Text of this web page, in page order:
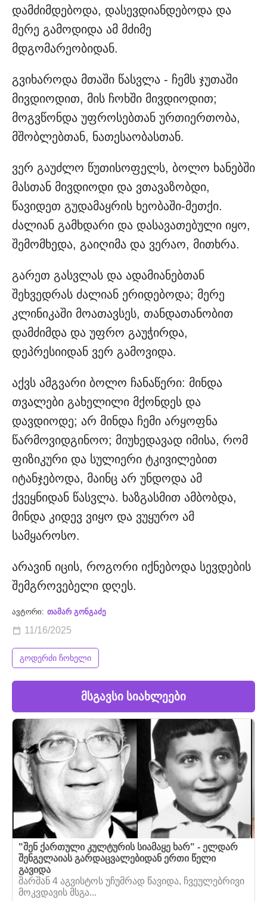
დამძიმდებოდა, დასევდიანდებოდა და
მერე გამოდიდა ამ მძიმე
მდგომარეობიდან.
გვიხაროდა მთაში წასვლა - ჩემს ჯუთაში
მივდიოდით, მის ჩოხში მივდიოდით;
მოგვწონდა უფროსებთან ურთიერთობა,
მშობლებთან, ნათესაობასთან.
ვერ გაუძლო წუთისოფელს, ბოლო ხანებში
მასთან მივდიოდი და ვთავაზობდი,
წავიდეთ გუდამაყრის ხეობაში-მეთქი.
ძალიან გამხდარი და დასავათებული იყო,
შემომხედა, გაიღიმა და ვერაო, მითხრა.
გარეთ გასვლას და ადამიანებთან
შეხვედრას ძალიან ერიდებოდა; მერე
კლინიკაში მოათავსეს, თანდათანობით
დამძიმდა და უფრო გაუჭირდა,
დეპრესიიდან ვერ გამოვიდა.
აქვს ამგვარი ბოლო ჩანაწერი: მინდა
თვალები გახელილი მქონდეს და
დავდიოდე; არ მინდა ჩემი არყოფნა
წარმოვიდგინოო; მიუხედავად იმისა, რომ
ფიზიკური და სულიერი ტკივილებით
იტანჯებოდა, მაინც არ უნდოდა ამ
ქვეყნიდან წასვლა. ხაზგასმით ამბობდა,
მინდა კიდევ ვიყო და ვუყურო ამ
სამყაროსო.
არავინ იცის, როგორი იქნებოდა სევდების
შემგროვებელი დღეს.
ავტორი: თამარ გონგაძე
11/16/2025
გოდერძი ჩოხელი
მსგავსი სიახლეები
"შენ ქართული კულტურის სიამაყე ხარ" - ელდარ
შენგელაიას გარდაცვალებიდან ერთი წელი
გავიდა
შარშან 4 აგვისტოს უჩუმრად წავიდა, ჩვეულებრივი
მოკვდავის მსგა...